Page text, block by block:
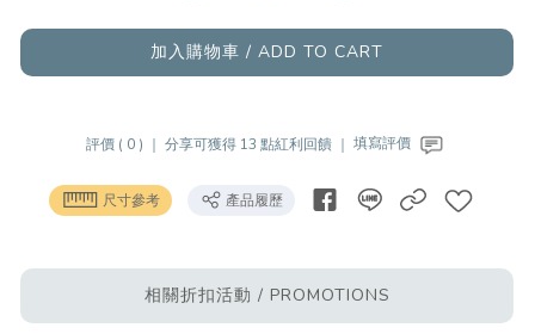
加入購物車 / ADD TO CART
評價 ( 0 ) ｜分享可獲得 13 點紅利回饋 ｜填寫評價
尺寸參考 產品履歷
相關折扣活動 / PROMOTIONS